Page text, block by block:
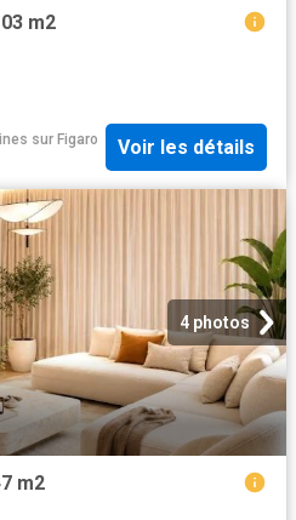
m2
sur Figaro
Voir les détails
4 photos
m2